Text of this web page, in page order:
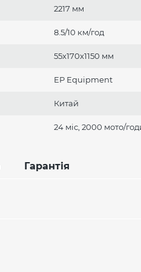
2217 мм
8.5/10 км/год
55x170x1150 мм
EP Еquipment
Китай
24 міс, 2000 мото/
Гарантія